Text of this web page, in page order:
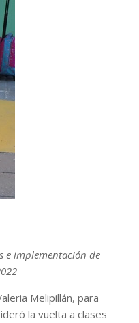
e implementación de
Melipillán, para
la vuelta a clases